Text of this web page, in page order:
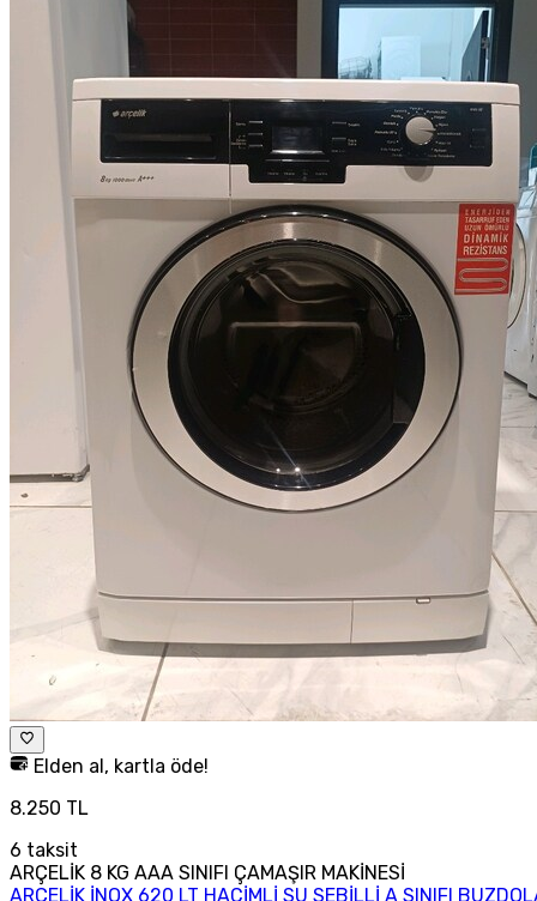
Elden al, kartla öde!
8.250 TL
6 taksit
ARÇELİK 8 KG AAA SINIFI ÇAMAŞIR MAKİNESİ
ARÇELİK İNOX 620 LT HACİMLİ SU SEBİLLİ A SINIFI